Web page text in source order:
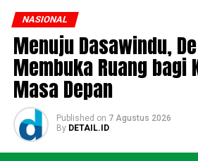
NASIONAL
Menuju Dasawindu,
Membuka Ruang bagi
Masa Depan
Published on 7 Agustus 2026
By DETAIL.ID